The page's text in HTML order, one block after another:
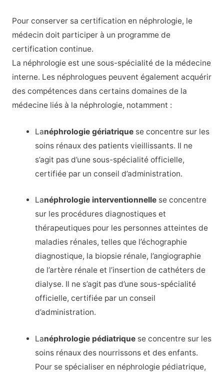
Pour conserver sa certification en néphrologie, le
médecin doit participer à un programme de
certification continue.
La néphrologie est une sous-spécialité de la médecine
interne. Les néphrologues peuvent également acquérir
des compétences dans certains domaines de la
médecine liés à la néphrologie, notamment :
Lanéphrologie gériatrique se concentre sur les
soins rénaux des patients vieillissants. Il ne
s’agit pas d’une sous-spécialité officielle,
certifiée par un conseil d’administration.
Lanéphrologie interventionnelle se concentre
sur les procédures diagnostiques et
thérapeutiques pour les personnes atteintes de
maladies rénales, telles que l’échographie
diagnostique, la biopsie rénale, l’angiographie
de l’artère rénale et l’insertion de cathéters de
dialyse. Il ne s’agit pas d’une sous-spécialité
officielle, certifiée par un conseil
d’administration.
Lanéphrologie pédiatrique se concentre sur les
soins rénaux des nourrissons et des enfants.
Pour se spécialiser en néphrologie pédiatrique,